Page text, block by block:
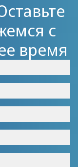
с
время